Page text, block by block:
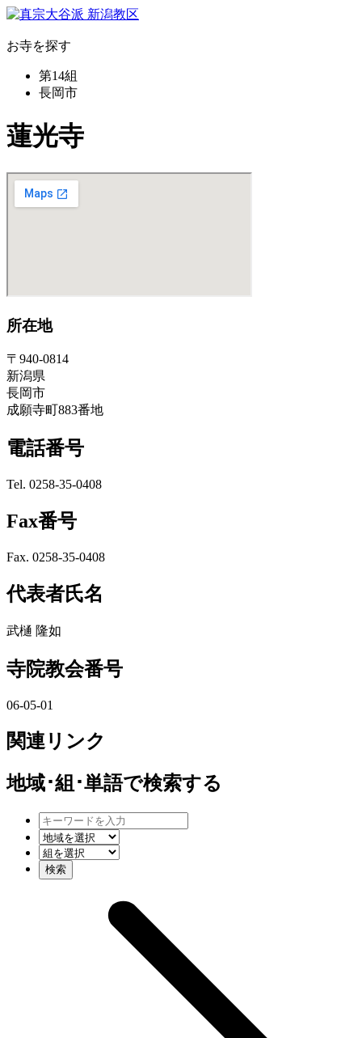
お寺を探す
第14組
長岡市
蓮光寺
所在地
〒940-0814
新潟県
長岡市
成願寺町883番地
電話番号
Tel. 0258-35-0408
Fax番号
Fax. 0258-35-0408
代表者氏名
武樋 隆如
寺院教会番号
06-05-01
関連リンク
地域･組･単語で検索する